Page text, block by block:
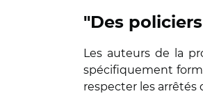
"Des
Les auteurs de la
spécifiquement
respecter les arrêtés